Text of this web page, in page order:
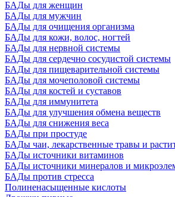
БАДы для женщин
БАДы для мужчин
БАДы для очищения организма
БАДы для кожи, волос, ногтей
БАДы для нервной системы
БАДы для сердечно сосудистой системы
БАДы для пищеварительной системы
БАДы для мочеполовой системы
БАДы для костей и суставов
БАДы для иммунитета
БАДы для улучшения обмена веществ
БАДы для снижения веса
БАДы при простуде
БАДы чаи, лекарственные травы и
БАДы источники витаминов
БАДы источники минералов и
БАДы против стресса
Полиненасыщенные кислоты